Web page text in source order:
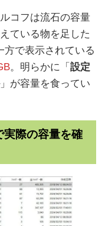
コフは流石の容量
ている物を足した
方で表示されている
。明らかに「 設定
」が容量を食ってい
際の容量を確